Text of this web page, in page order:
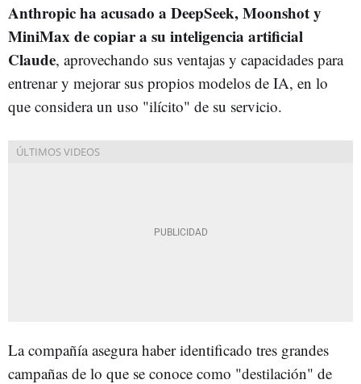
Anthropic ha acusado a DeepSeek, Moonshot y
MiniMax de copiar a su inteligencia artificial
Claude, aprovechando sus ventajas y capacidades para
entrenar y mejorar sus propios modelos de IA, en lo
que considera un uso "ilícito" de su servicio.
La compañía asegura haber identificado tres grandes
campañas de lo que se conoce como "destilación" de